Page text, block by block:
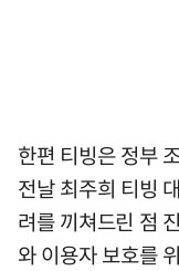
한편 티빙은 정부
전날 최주희 티빙
려를 끼쳐드린 점
와 이용자 보호를